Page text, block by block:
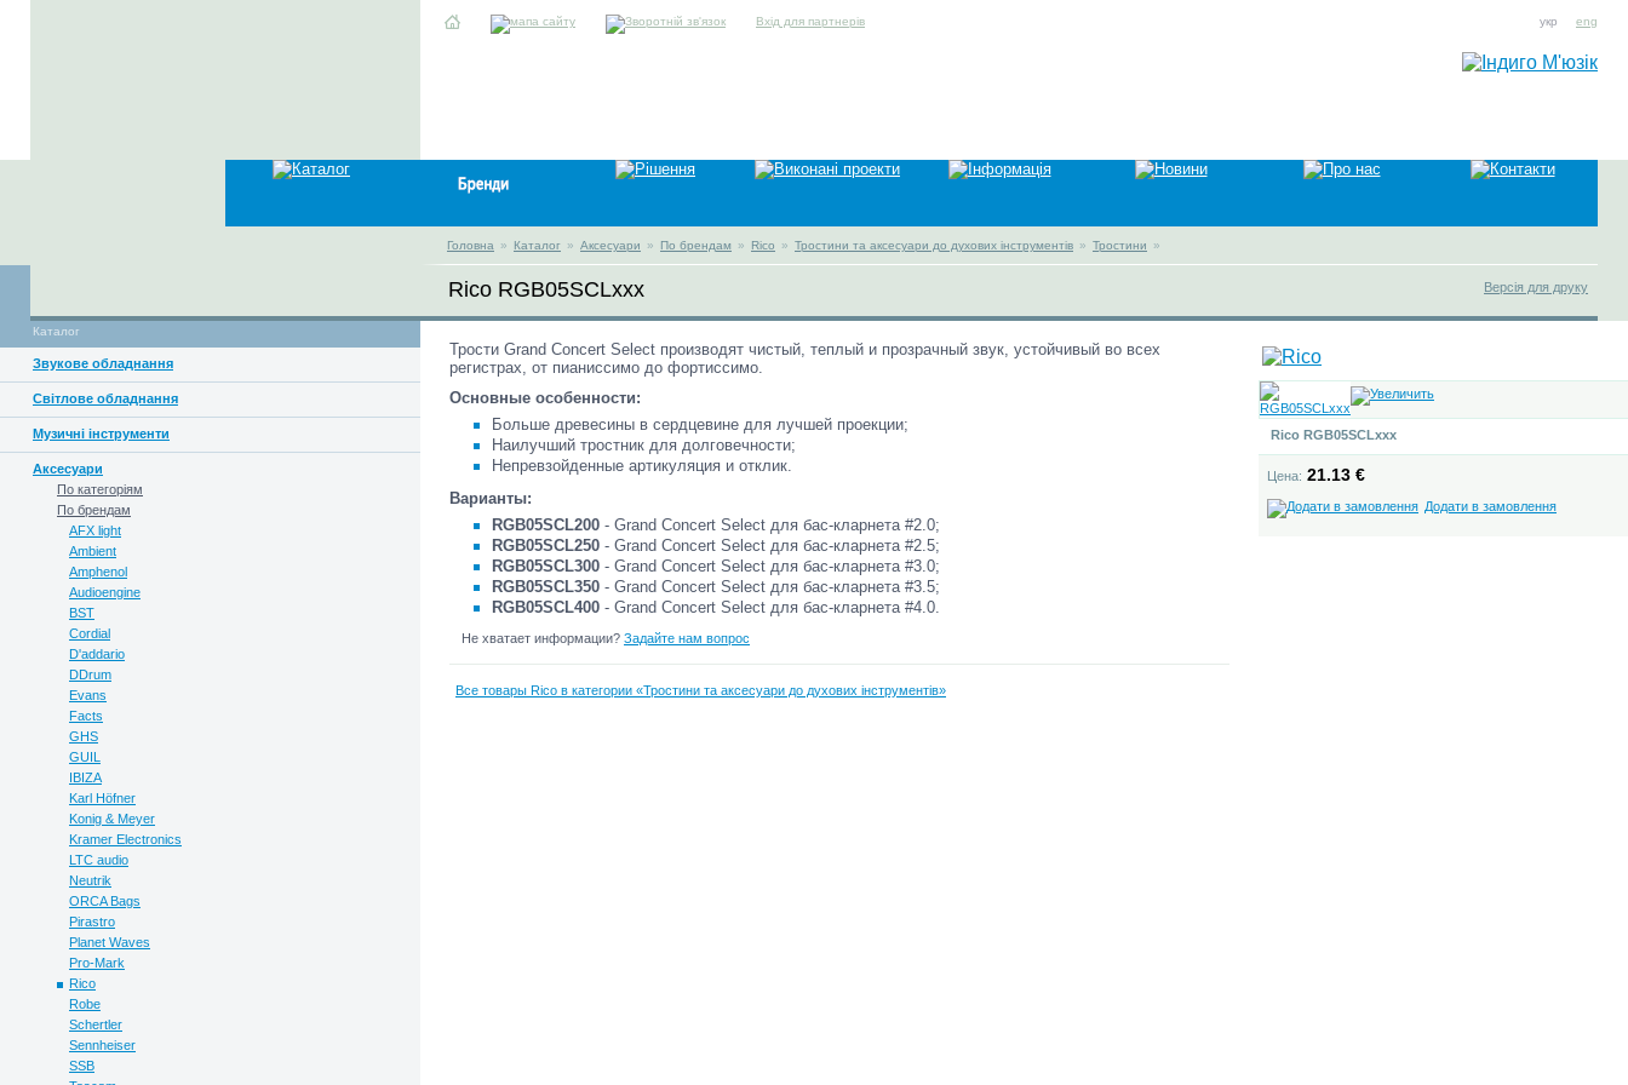
Вхід для партнерів укр eng
Головна » Каталог » Аксесуари » По брендам » Rico » Тростини та аксесуари до духових інструментів » Тростини »
Rico RGB05SCLxxx Версія для друку
Каталог
Звукове обладнання
Світлове обладнання
Музичні інструменти
Аксесуари
По категоріям
По брендам
AFX light
Ambient
Amphenol
Audioengine
BST
Cordial
D'addario
DDrum
Evans
Facts
GHS
GUIL
IBIZA
Karl Höfner
Konig & Meyer
Kramer Electronics
LTC audio
Neutrik
ORCA Bags
Pirastro
Planet Waves
Pro-Mark
Rico
Robe
Schertler
Sennheiser
SSB
Трости Grand Concert Select производят чистый, теплый и прозрачный звук, устойчивый во всех
регистрах, от пианиссимо до фортиссимо.
Основные особенности:
Больше древесины в сердцевине для лучшей проекции;
Наилучший тростник для долговечности;
Непревзойденные артикуляция и отклик.
Варианты:
RGB05SCL200 - Grand Concert Select для бас-кларнета #2.0;
RGB05SCL250 - Grand Concert Select для бас-кларнета #2.5;
RGB05SCL300 - Grand Concert Select для бас-кларнета #3.0;
RGB05SCL350 - Grand Concert Select для бас-кларнета #3.5;
RGB05SCL400 - Grand Concert Select для бас-кларнета #4.0.
Не хватает информации? Задайте нам вопрос
Все товары Rico в категории «Тростини та аксесуари до духових інструментів»
Rico RGB05SCLxxx
Цена: 21.13 €
Додати в замовлення